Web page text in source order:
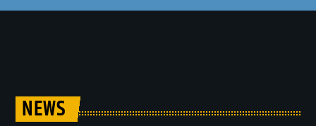
NEWS